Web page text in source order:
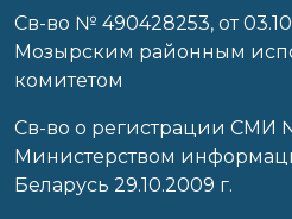
Cв-во № 490428253, от
Мозырским районным
комитетом
Св-во о регистрации СМИ
Министерством
Беларусь 29.10.2009 г.